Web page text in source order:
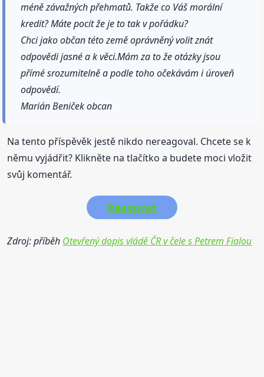
méně závažných přehmatů. Takže co Váš morální
kredit? Máte pocit že je to tak v pořádku?
Chci jako občan této země oprávněný volit znát
odpovědi jasné a k věci.Mám za to že otázky jsou
přímé srozumitelně a podle toho očekávám i úroveň
odpovědí.
Marián Beniček obcan
Na tento příspěvěk jestě nikdo nereagoval. Chcete se k
němu vyjádřit? Klikněte na tlačítko a budete moci vložit
svůj komentář.
Reagovat
Zdroj: příběh Otevřený dopis vládě ČR v čele s Petrem Fialou